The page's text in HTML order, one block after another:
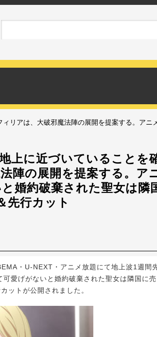
リアは、大破邪魔法陣の展開を提案する。アニ
上に近づいていることを
陣の展開を提案する。ア
婚約破棄された聖女は隣
先行カット
・U-NEXT・アニメ放題にて地上波1週間
愛げがないと婚約破棄された聖女は隣国に
ットが公開されました。